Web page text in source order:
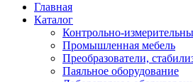
Главная
Каталог
Контрольно-
Промышленная мебель
Преобразователи,
Паяльное оборудование